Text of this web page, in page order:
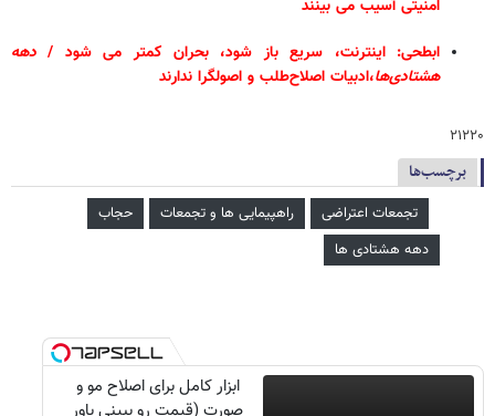
امنیتی آسیب می بینند
ابطحی: اینترنت، سریع باز شود، بحران کمتر می شود / دهه
هشتادی‌ها،ادبیات اصلاح‌طلب و اصولگرا ندارند
۲۱۲۲۰
برچسب‌ها
تجمعات اعتراضی راهپیمایی ها و تجمعات
حجاب
دهه هشتادی ها
ابزار کامل برای اصلاح مو و